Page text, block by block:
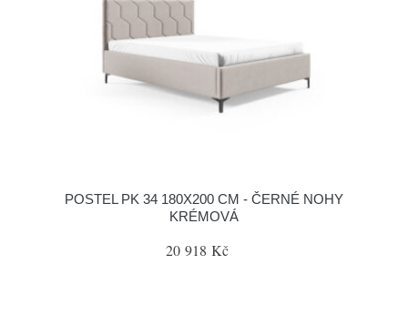
POSTEL PK 34 180X200 CM - ČERNÉ NOHY
KRÉMOVÁ
20 918 Kč